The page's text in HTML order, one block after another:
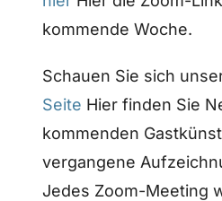
kommende Woche.
Schauen Sie sich
Seite Hier finden Sie
kommenden
vergangene
Jedes Zoom-Meeting